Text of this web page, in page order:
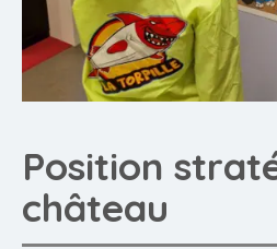
Position
château